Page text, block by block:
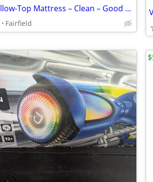
Full-Size Pillow-Top Mattress – Clean – Good Condition
Fairfield